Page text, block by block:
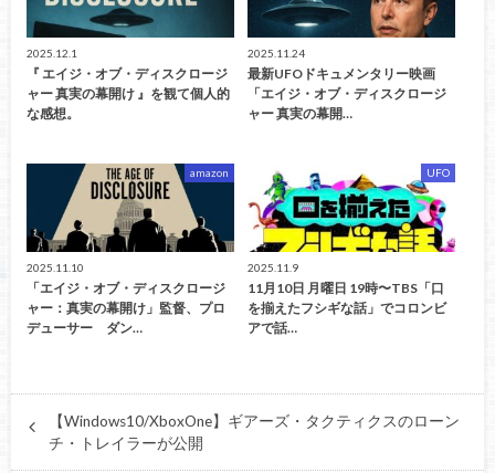
2025.12.1
『 エイジ・オブ・ディスクロージ
ャー 真実の幕開け 』を観て個人的
な感想。
2025.11.24
最新UFOドキュメンタリー映画
「エイジ・オブ・ディスクロージ
ャー 真実の幕開…
amazon
2025.11.10
「エイジ・オブ・ディスクロージ
ャー：真実の幕開け」監督、プロ
デューサー ダン…
UFO
2025.11.9
11月10日 月曜日 19時〜TBS「口
を揃えたフシギな話」でコロンビ
アで話…
【Windows10/XboxOne】ギアーズ・タクティクスのローン
チ・トレイラーが公開